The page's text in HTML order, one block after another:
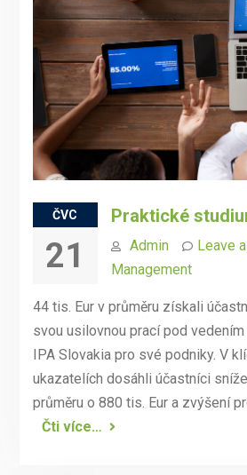
ČVC
21
Praktické
Admin
Leave
Management
44 tis. Eur v průměru získali
svou usilovnou prací pod
IPA Slovakia pro své podniky. V
ukazatelích dosáhli účastníci
průměru o 880 tis. Eur a zvýšení
Čti více…